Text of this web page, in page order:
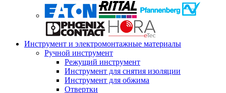
Инструмент и электромонтажные материалы
Ручной инструмент
Режущий инструмент
Инструмент для снятия изоляции
Инструмент для обжима
Отвертки